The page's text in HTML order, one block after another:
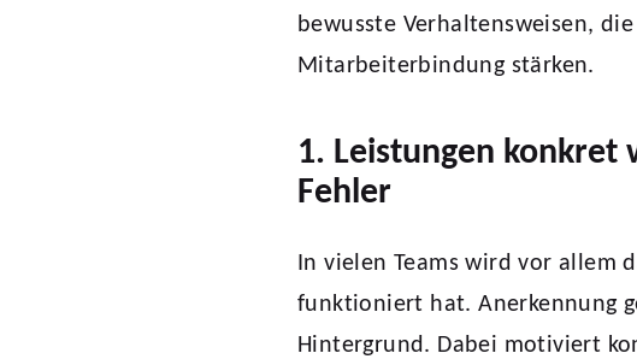
bewusste Verhaltensweisen,
Mitarbeiterbindung stärken.
1. Leistungen konkret
Fehler
In vielen Teams wird vor allem
funktioniert hat. Anerkennung
Hintergrund. Dabei motiviert